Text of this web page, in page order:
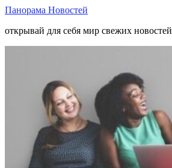
Панорама Новостей
открывай для себя мир свежих новостей